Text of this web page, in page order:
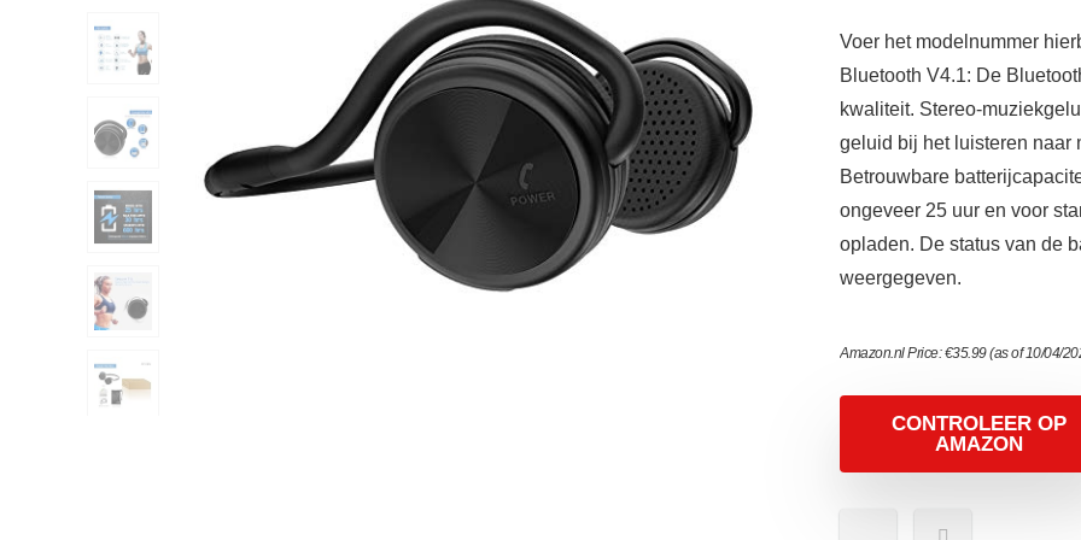
Voer het modelnummer
Bluetooth V4.1: De
kwaliteit. Stereo-
geluid bij het luisteren naar
Betrouwbare
ongeveer 25 uur en voor
opladen. De status van de
weergegeven.
Amazon.nl Price:€35.99(as of 10/04/
CONTROLEER OP
AMAZON